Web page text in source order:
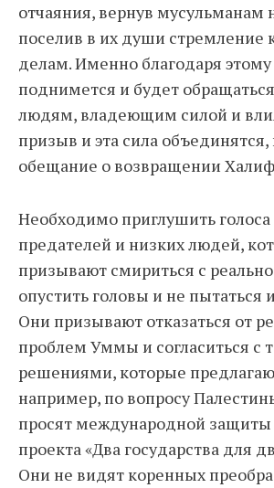
отчаяния, вернув мусульманам
поселив в их души
делам. Именно благодаря
поднимется и будет
людям, владеющим силой и
призыв и эта сила
обещание о возвращении
Необходимо приглушить
предателей и низких людей,
призывают смириться с
опустить головы и не пытаться
Они призывают отказаться от
проблем Уммы и согласиться с
решениями, которые
например, по вопросу
просят международной
проекта «Два государства для
Они не видят коренных